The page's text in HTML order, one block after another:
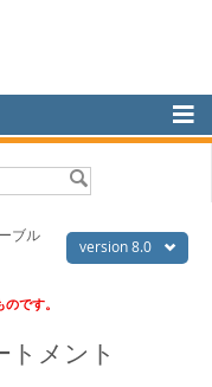
version 8.0
ブル
です。
トメント